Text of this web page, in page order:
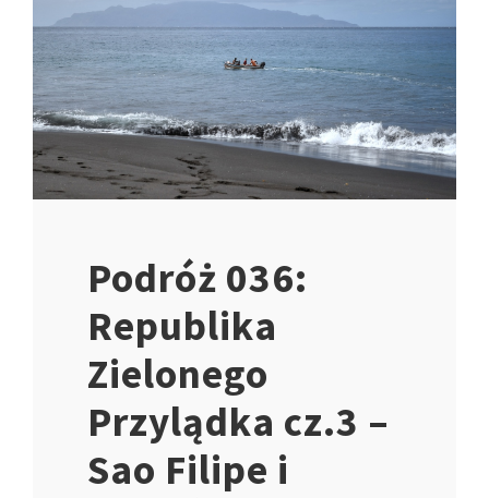
Podróż 036:
Republika
Zielonego
Przylądka cz.3 –
Sao Filipe i